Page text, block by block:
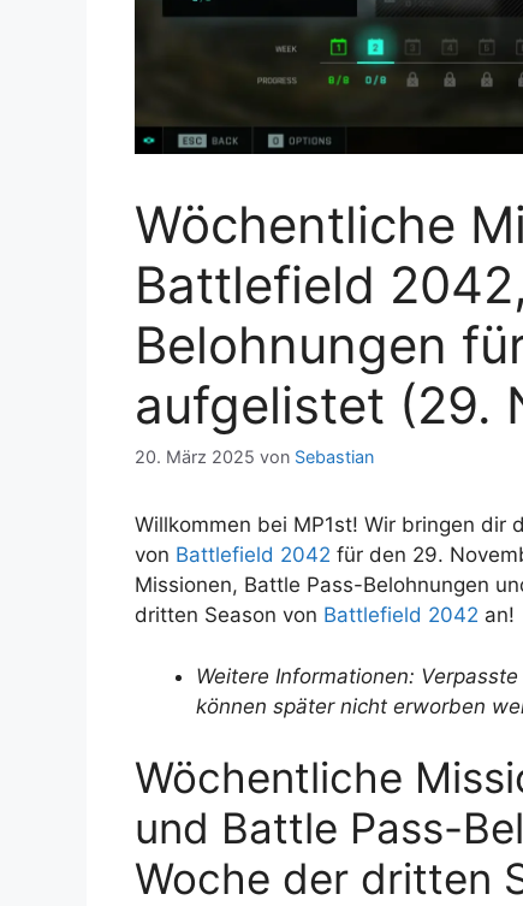
Wöchentliche
Battlefield
Belohnungen
aufgelistet (29.
20. März 2025 von Sebastian
Willkommen bei MP1st! Wir bringen
von Battlefield 2042 für den 29.
Missionen, Battle Pass-Belohnungen
dritten Season von Battlefield 2042 an!
Weitere Informationen:
können später nicht erworben
Wöchentliche
und Battle Pass-
Woche der dritten